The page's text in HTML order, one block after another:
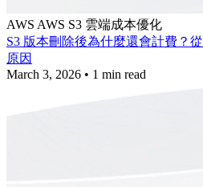
AWS AWS S3 雲端成本優化
S3 版本刪除後為什麼還會計費？
原因
March 3, 2026 • 1 min read